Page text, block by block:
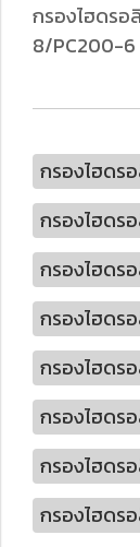
กรองไฮดรอ
8/PC200-6
กรองไฮดร
กรองไฮดร
กรองไฮดร
กรองไฮดร
กรองไฮดร
กรองไฮดร
กรองไฮดร
กรองไฮดร